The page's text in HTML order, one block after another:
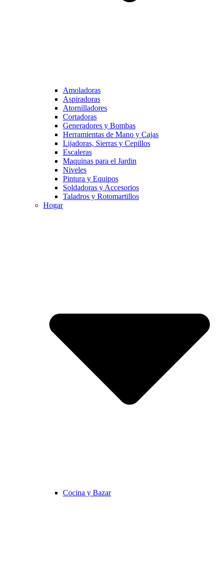
Amoladoras
Aspiradoras
Atornilladores
Cortadoras
Generadores y Bombas
Herramientas de Mano y Cajas
Lijadoras, Sierras y Cepillos
Escaleras
Maquinas para el Jardin
Niveles
Pintura y Equipos
Soldadoras y Accesorios
Taladros y Rotomartillos
Hogar
Cocina y Bazar